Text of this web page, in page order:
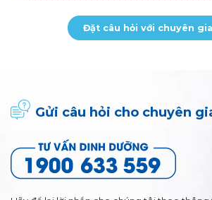
Đặt câu hỏi với chuyên gia
Gửi câu hỏi cho chuyên